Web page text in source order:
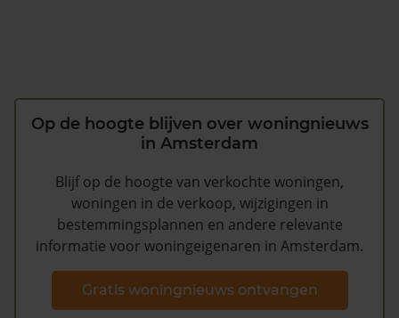
Op de hoogte blijven over woningnieuws
in Amsterdam
Blijf op de hoogte van verkochte woningen,
woningen in de verkoop, wijzigingen in
bestemmingsplannen en andere relevante
informatie voor woningeigenaren in Amsterdam.
Gratis woningnieuws ontvangen